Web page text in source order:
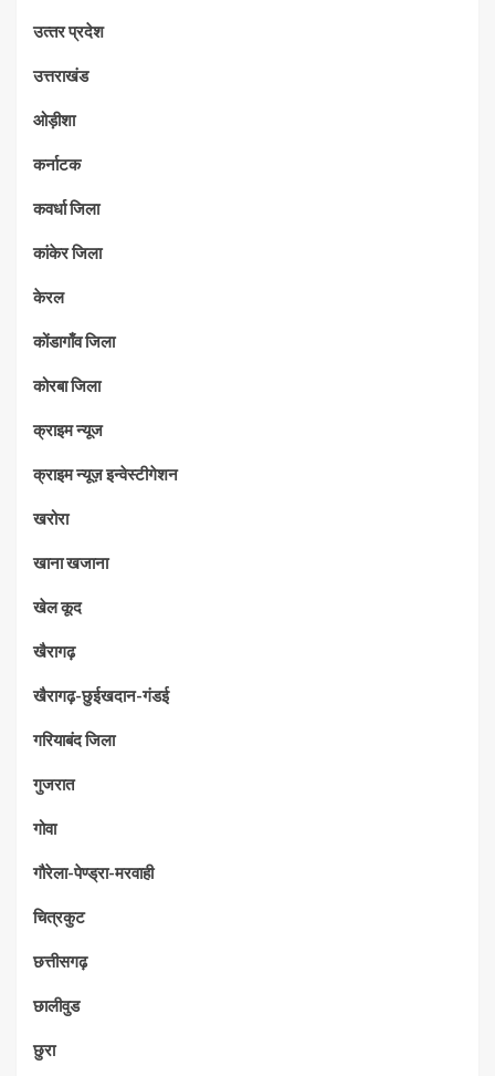
उत्‍तर प्रदेश
उत्तराखंड
ओड़ीशा
कर्नाटक
कवर्धा जिला
कांकेर जिला
केरल
कोंडागाँव जिला
कोरबा जिला
क्राइम न्यूज
क्राइम न्यूज़ इन्वेस्टीगेशन
खरोरा
खाना खजाना
खेल कूद
खैरागढ़
खैरागढ़-छुईखदान-गंडई
गरियाबंद जिला
गुजरात
गोवा
गौरेला-पेण्ड्रा-मरवाही
चित्रकुट
छत्तीसगढ़
छालीवुड
छुरा